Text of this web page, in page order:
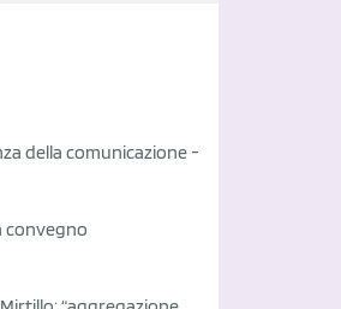
della comunicazione -
convegno